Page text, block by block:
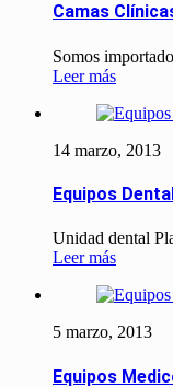
Camas
Somos
Leer más
14 marzo, 2013
Equipos
Unidad dental
Leer más
5 marzo, 2013
Equipos